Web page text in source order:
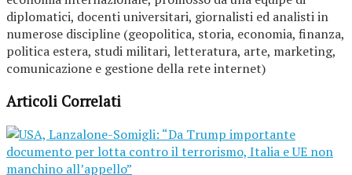
diplomatici, docenti universitari, giornalisti ed analisti in
numerose discipline (geopolitica, storia, economia, finanza,
politica estera, studi militari, letteratura, arte, marketing,
comunicazione e gestione della rete internet)
Articoli Correlati